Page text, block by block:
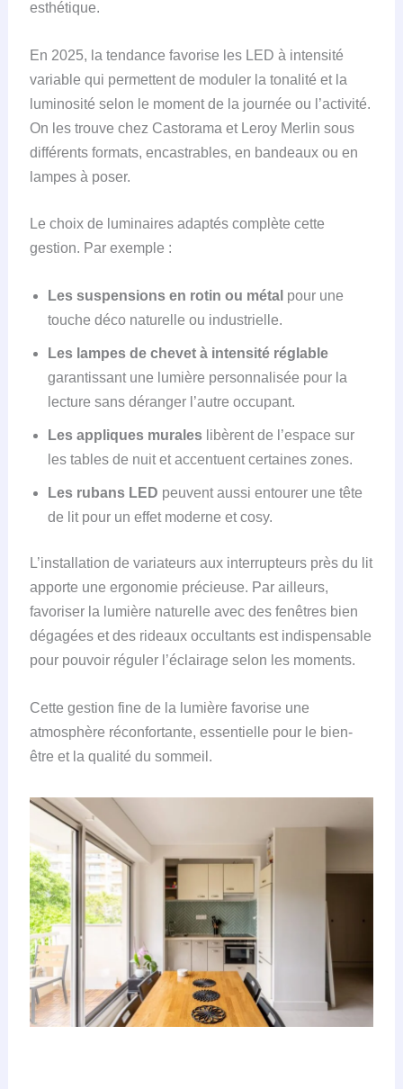
esthétique.
En 2025, la tendance favorise les LED à intensité
variable qui permettent de moduler la tonalité et la
luminosité selon le moment de la journée ou l’activité.
On les trouve chez Castorama et Leroy Merlin sous
différents formats, encastrables, en bandeaux ou en
lampes à poser.
Le choix de luminaires adaptés complète cette
gestion. Par exemple :
Les suspensions en rotin ou métal pour une
touche déco naturelle ou industrielle.
Les lampes de chevet à intensité réglable
garantissant une lumière personnalisée pour la
lecture sans déranger l’autre occupant.
Les appliques muraleslibèrent de l’espace sur
les tables de nuit et accentuent certaines zones.
Les rubans LED peuvent aussi entourer une tête
de lit pour un effet moderne et cosy.
L’installation de variateurs aux interrupteurs près du lit
apporte une ergonomie précieuse. Par ailleurs,
favoriser la lumière naturelle avec des fenêtres bien
dégagées et des rideaux occultants est indispensable
pour pouvoir réguler l’éclairage selon les moments.
Cette gestion fine de la lumière favorise une
atmosphère réconfortante, essentielle pour le bien-
être et la qualité du sommeil.